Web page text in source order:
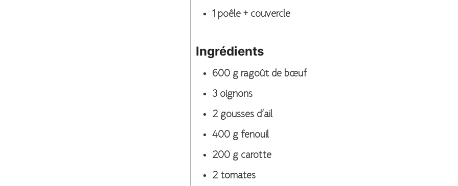
1 poêle + couvercle
Ingrédients
600 g ragoût de bœuf
3 oignons
2 gousses d’ail
400 g fenouil
200 g carotte
2 tomates